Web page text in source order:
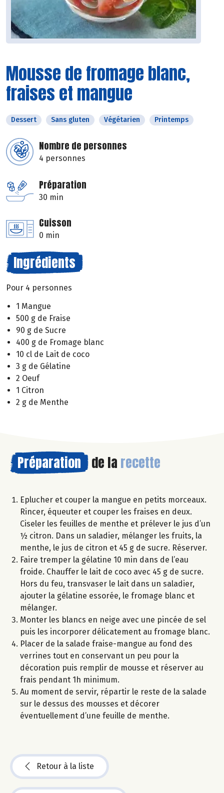
Mousse de fromage blanc,
fraises et mangue
Dessert Sans gluten Végétarien Printemps
Nombre de personnes
4 personnes
Préparation
30 min
Cuisson
0 min
Ingrédients
Pour 4 personnes
1 Mangue
500 g de Fraise
90 g de Sucre
400 g de Fromage blanc
10 cl de Lait de coco
3 g de Gélatine
2 Oeuf
1 Citron
2 g de Menthe
Préparation de la recette
Eplucher et couper la mangue en petits morceaux.
Rincer, équeuter et couper les fraises en deux.
Ciseler les feuilles de menthe et prélever le jus d’un
½ citron. Dans un saladier, mélanger les fruits, la
menthe, le jus de citron et 45 g de sucre. Réserver.
Faire tremper la gélatine 10 min dans de l’eau
froide. Chauffer le lait de coco avec 45 g de sucre.
Hors du feu, transvaser le lait dans un saladier,
ajouter la gélatine essorée, le fromage blanc et
mélanger.
Monter les blancs en neige avec une pincée de sel
puis les incorporer délicatement au fromage blanc.
Placer de la salade fraise-mangue au fond des
verrines tout en conservant un peu pour la
décoration puis remplir de mousse et réserver au
frais pendant 1h minimum.
Au moment de servir, répartir le reste de la salade
sur le dessus des mousses et décorer
éventuellement d’une feuille de menthe.
Retour à la liste